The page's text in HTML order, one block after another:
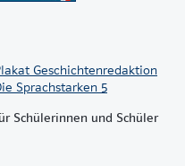
Geschichtenredaktion
Sprachstarken 5
Schülerinnen und Schüler